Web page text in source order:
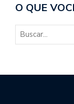
O QUE